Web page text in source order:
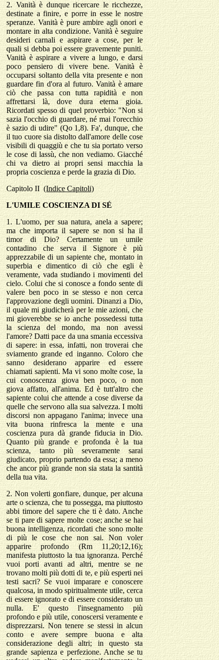
2. Vanità è dunque ricercare le ricchezze,
destinate a finire, e porre in esse le nostre
speranze. Vanità è pure ambire agli onori e
montare in alta condizione. Vanità è seguire
desideri carnali e aspirare a cose, per le
quali si debba poi essere gravemente puniti.
Vanità è aspirare a vivere a lungo, e darsi
poco pensiero di vivere bene. Vanità è
occuparsi soltanto della vita presente e non
guardare fin d'ora al futuro. Vanità è amare
ciò che passa con tutta rapidità e non
affrettarsi là, dove dura eterna gioia.
Ricordati spesso di quel proverbio: "Non si
sazia l'occhio di guardare, né mai l'orecchio
è sazio di udire" (Qo 1,8). Fa', dunque, che
il tuo cuore sia distolto dall'amore delle cose
visibili di quaggiù e che tu sia portato verso
le cose di lassù, che non vediamo. Giacché
chi va dietro ai propri sensi macchia la
propria coscienza e perde la grazia di Dio.
Capitolo II (Indice Capitoli)
L'UMILE COSCIENZA DI SÉ
1. L'uomo, per sua natura, anela a sapere;
ma che importa il sapere se non si ha il
timor di Dio? Certamente un umile
contadino che serva il Signore è più
apprezzabile di un sapiente che, montato in
superbia e dimentico di ciò che egli è
veramente, vada studiando i movimenti del
cielo. Colui che si conosce a fondo sente di
valere ben poco in se stesso e non cerca
l'approvazione degli uomini. Dinanzi a Dio,
il quale mi giudicherà per le mie azioni, che
mi gioverebbe se io anche possedessi tutta
la scienza del mondo, ma non avessi
l'amore? Datti pace da una smania eccessiva
di sapere: in essa, infatti, non troverai che
sviamento grande ed inganno. Coloro che
sanno desiderano apparire ed essere
chiamati sapienti. Ma vi sono molte cose, la
cui conoscenza giova ben poco, o non
giova affatto, all'anima. Ed è tutt'altro che
sapiente colui che attende a cose diverse da
quelle che servono alla sua salvezza. I molti
discorsi non appagano l'anima; invece una
vita buona rinfresca la mente e una
coscienza pura dà grande fiducia in Dio.
Quanto più grande e profonda è la tua
scienza, tanto più severamente sarai
giudicato, proprio partendo da essa; a meno
che ancor più grande non sia stata la santità
della tua vita.
2. Non volerti gonfiare, dunque, per alcuna
arte o scienza, che tu possegga, ma piuttosto
abbi timore del sapere che ti è dato. Anche
se ti pare di sapere molte cose; anche se hai
buona intelligenza, ricordati che sono molte
di più le cose che non sai. Non voler
apparire profondo (Rm 11,20;12,16);
manifesta piuttosto la tua ignoranza. Perché
vuoi porti avanti ad altri, mentre se ne
trovano molti più dotti di te, e più esperti nei
testi sacri? Se vuoi imparare e conoscere
qualcosa, in modo spiritualmente utile, cerca
di essere ignorato e di essere considerato un
nulla. E' questo l'insegnamento più
profondo e più utile, conoscersi veramente e
disprezzarsi. Non tenere se stessi in alcun
conto e avere sempre buona e alta
considerazione degli altri; in questo sta
grande sapienza e perfezione. Anche se tu